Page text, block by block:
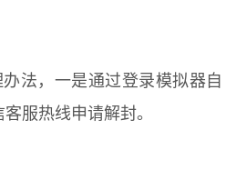
法，一是通过登录模拟器自
服热线申请解封。